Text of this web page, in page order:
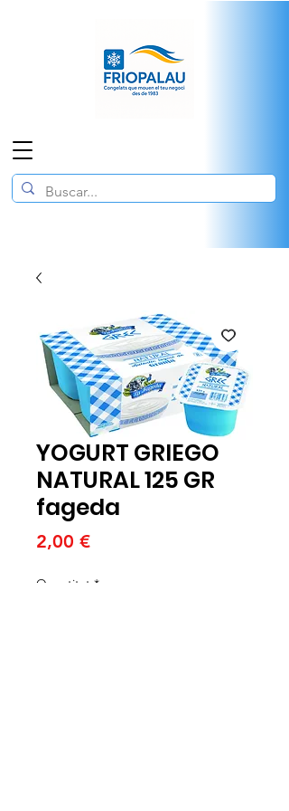
YOGURT GRIEGO
NATURAL 125 GR
fageda
2,00 €Price
Quantitat *